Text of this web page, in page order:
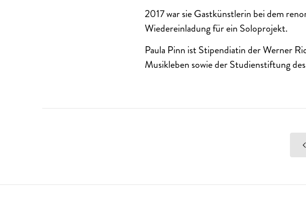
2017 war sie Gastkünstlerin bei dem
Wiedereinladung für ein Soloprojekt.
Paula Pinn ist Stipendiatin der Werner
Musikleben sowie der Studienstiftung